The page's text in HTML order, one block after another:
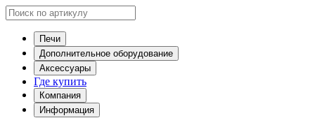
Печи
Дополнительное оборудование
Аксессуары
Где купить
Компания
Информация